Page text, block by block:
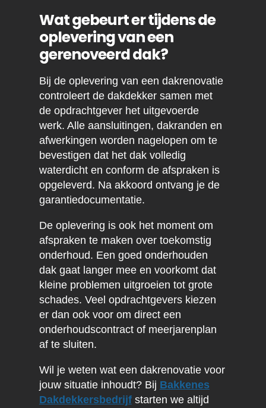
Wat gebeurt er tijdens de
oplevering van een
gerenoveerd dak?
Bij de oplevering van een dakrenovatie
controleert de dakdekker samen met
de opdrachtgever het uitgevoerde
werk. Alle aansluitingen, dakranden en
afwerkingen worden nagelopen om te
bevestigen dat het dak volledig
waterdicht en conform de afspraken is
opgeleverd. Na akkoord ontvang je de
garantiedocumentatie.
De oplevering is ook het moment om
afspraken te maken over toekomstig
onderhoud. Een goed onderhouden
dak gaat langer mee en voorkomt dat
kleine problemen uitgroeien tot grote
schades. Veel opdrachtgevers kiezen
er dan ook voor om direct een
onderhoudscontract of meerjarenplan
af te sluiten.
Wil je weten wat een dakrenovatie voor
jouw situatie inhoudt? Bij Bakkenes
Dakdekkersbedrijfstarten we altijd